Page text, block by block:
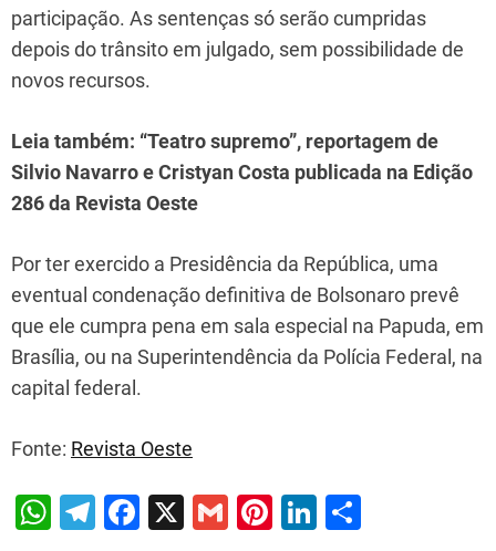
participação. As sentenças só serão cumpridas
depois do trânsito em julgado, sem possibilidade de
novos recursos.
Leia também: “Teatro supremo”, reportagem de
Silvio Navarro e Cristyan Costa publicada na Edição
286 da Revista Oeste
Por ter exercido a Presidência da República, uma
eventual condenação definitiva de Bolsonaro prevê
que ele cumpra pena em sala especial na Papuda, em
Brasília, ou na Superintendência da Polícia Federal, na
capital federal.
Fonte: Revista Oeste
W T
F
X
G
Pi Li